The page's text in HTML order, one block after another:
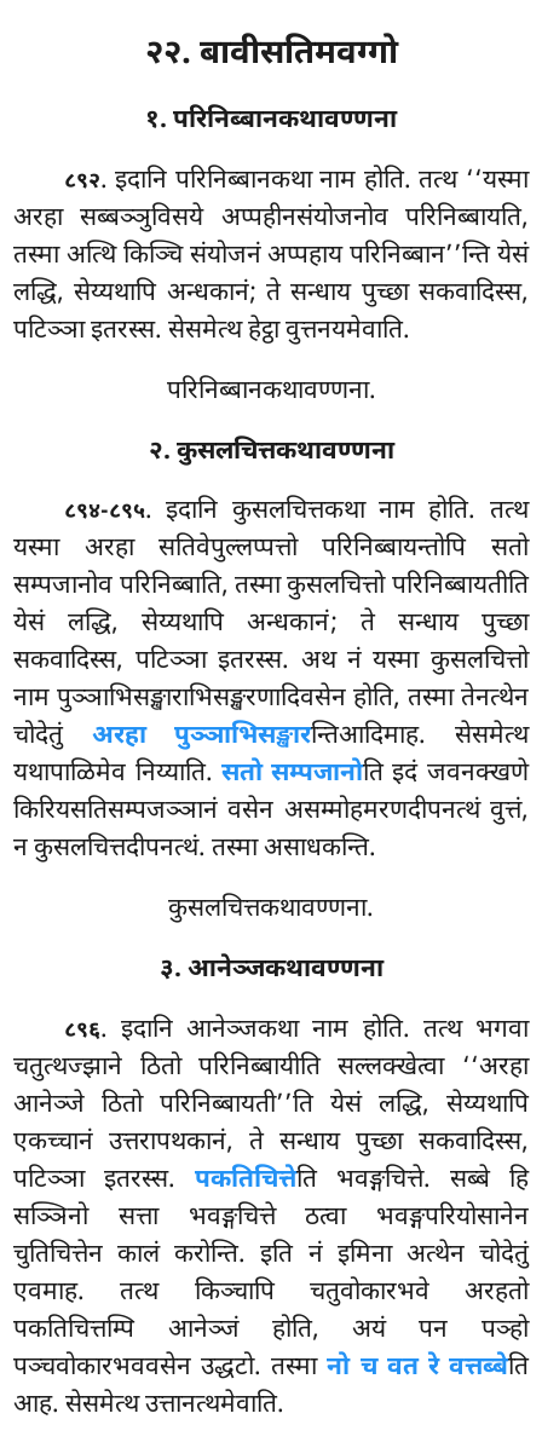
२२. बावीसतिमवग्गो
१. परिनिब्बानकथावण्णना
८९२. इदानि परिनिब्बानकथा नाम होति. तत्थ ‘‘यस्मा
अरहा सब्बञ्ञुविसये अप्पहीनसंयोजनोव परिनिब्बायति,
तस्मा अत्थि किञ्चि संयोजनं अप्पहाय परिनिब्बान’’न्ति येसं
लद्धि, सेय्यथापि अन्धकानं; ते सन्धाय पुच्छा सकवादिस्स,
पटिञ्ञा इतरस्स. सेसमेत्थ हेट्ठा वुत्तनयमेवाति.
परिनिब्बानकथावण्णना.
२. कुसलचित्तकथावण्णना
८९४-८९५. इदानि कुसलचित्तकथा नाम होति. तत्थ
यस्मा अरहा सतिवेपुल्लप्पत्तो परिनिब्बायन्तोपि सतो
सम्पजानोव परिनिब्बाति, तस्मा कुसलचित्तो परिनिब्बायतीति
येसं लद्धि, सेय्यथापि अन्धकानं; ते सन्धाय पुच्छा
सकवादिस्स, पटिञ्ञा इतरस्स. अथ नं यस्मा कुसलचित्तो
नाम पुञ्ञाभिसङ्खाराभिसङ्खरणादिवसेन होति, तस्मा तेनत्थेन
चोदेतुं अरहा पुञ्ञाभिसङ्खारन्तिआदिमाह. सेसमेत्थ
यथापाळिमेव निय्याति. सतो सम्पजानोति इदं जवनक्खणे
किरियसतिसम्पजञ्ञानं वसेन असम्मोहमरणदीपनत्थं वुत्तं,
न कुसलचित्तदीपनत्थं. तस्मा असाधकन्ति.
कुसलचित्तकथावण्णना.
३. आनेञ्जकथावण्णना
८९६. इदानिआनेञ्जकथा नाम होति. तत्थ भगवा
चतुत्थज्झाने ठितो परिनिब्बायीति सल्लक्खेत्वा ‘‘अरहा
आनेञ्जे ठितो परिनिब्बायती’’ति येसं लद्धि, सेय्यथापि
एकच्चानं उत्तरापथकानं, ते सन्धाय पुच्छा सकवादिस्स,
पटिञ्ञा इतरस्स.पकतिचित्तेति भवङ्गचित्ते. सब्बे हि
सञ्ञिनो सत्ता भवङ्गचित्ते ठत्वा भवङ्गपरियोसानेन
चुतिचित्तेन कालं करोन्ति. इति नं इमिना अत्थेन चोदेतुं
एवमाह. तत्थ किञ्चापि चतुवोकारभवे अरहतो
पकतिचित्तम्पि आनेञ्जं होति, अयं पन पञ्हो
पञ्चवोकारभववसेन उद्धटो. तस्मानो च वत रे वत्तब्बेति
आह. सेसमेत्थ उत्तानत्थमेवाति.